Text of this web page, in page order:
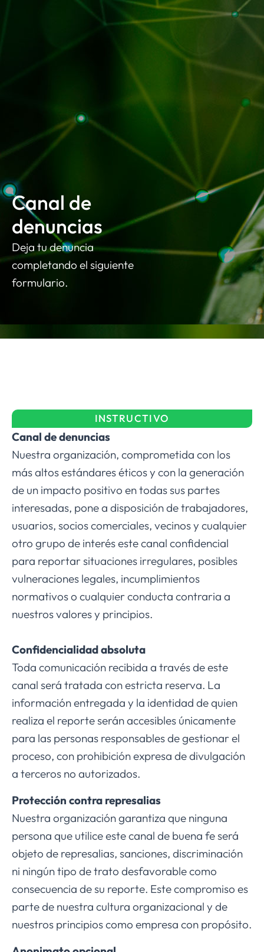
Canal de
denuncias
Deja tu denuncia
completando el siguiente
formulario.
INSTRUCTIVO
Canal de denuncias
Nuestra organización, comprometida con los
más altos estándares éticos y con la generación
de un impacto positivo en todas sus partes
interesadas, pone a disposición de trabajadores,
usuarios, socios comerciales, vecinos y cualquier
otro grupo de interés este canal confidencial
para reportar situaciones irregulares, posibles
vulneraciones legales, incumplimientos
normativos o cualquier conducta contraria a
nuestros valores y principios.
Confidencialidad absoluta
Toda comunicación recibida a través de este
canal será tratada con estricta reserva. La
información entregada y la identidad de quien
realiza el reporte serán accesibles únicamente
para las personas responsables de gestionar el
proceso, con prohibición expresa de divulgación
a terceros no autorizados.
Protección contra represalias
Nuestra organización garantiza que ninguna
persona que utilice este canal de buena fe será
objeto de represalias, sanciones, discriminación
ni ningún tipo de trato desfavorable como
consecuencia de su reporte. Este compromiso es
parte de nuestra cultura organizacional y de
nuestros principios como empresa con propósito.